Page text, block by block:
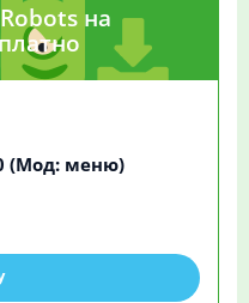
на
(Мод: меню)